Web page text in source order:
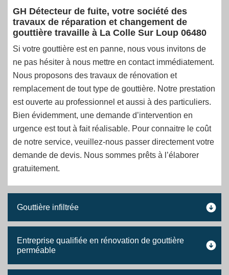
GH Détecteur de fuite, votre société des
travaux de réparation et changement de
gouttière travaille à La Colle Sur Loup 06480
Si votre gouttière est en panne, nous vous invitons de
ne pas hésiter à nous mettre en contact immédiatement.
Nous proposons des travaux de rénovation et
remplacement de tout type de gouttière. Notre prestation
est ouverte au professionnel et aussi à des particuliers.
Bien évidemment, une demande d’intervention en
urgence est tout à fait réalisable. Pour connaitre le coût
de notre service, veuillez-nous passer directement votre
demande de devis. Nous sommes prêts à l’élaborer
gratuitement.
Gouttière infiltrée
Entreprise qualifiée en rénovation de gouttière
perméable